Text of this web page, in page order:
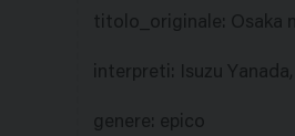
titolo_originale: Osaka
interpreti: Isuzu
genere: epico